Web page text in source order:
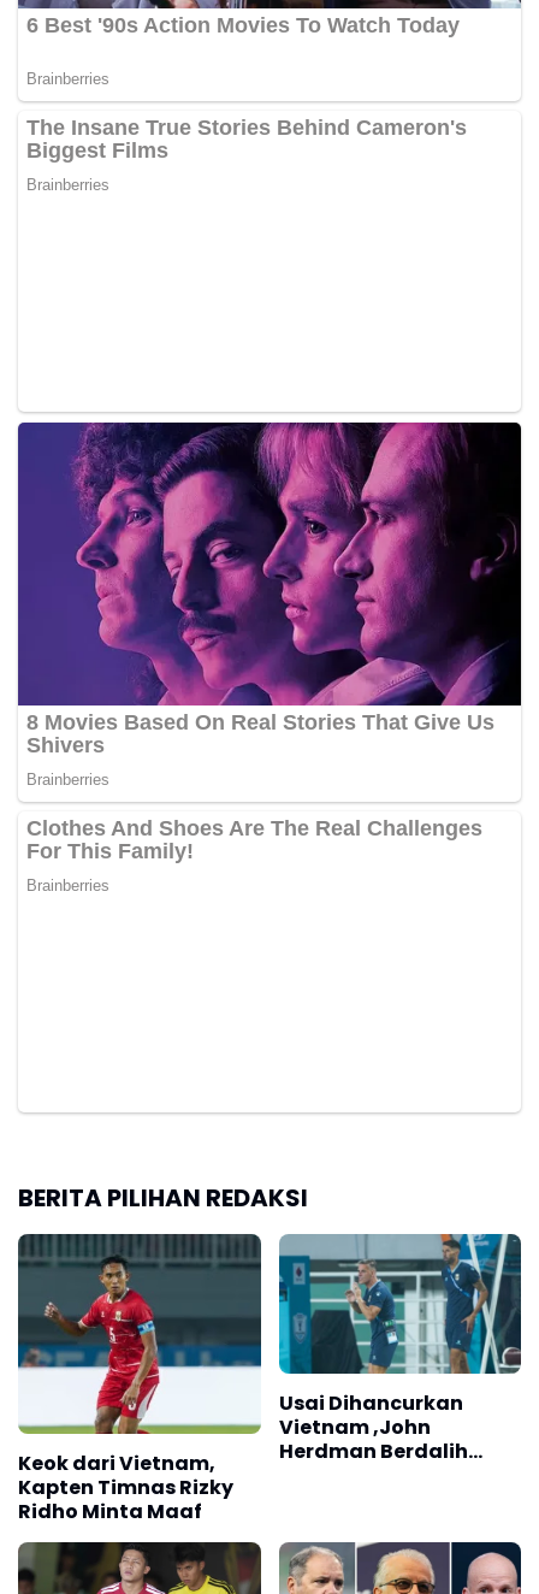
BERITA PILIHAN REDAKSI
Keok dari Vietnam,
Kapten Timnas Rizky
Ridho Minta Maaf
Usai Dihancurkan
Vietnam ,John
Herdman Berdalih